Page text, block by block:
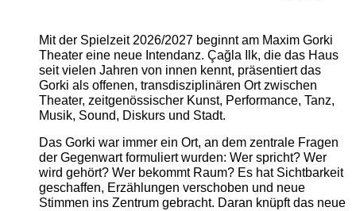
Mit der Spielzeit 2026/2027 beginnt am Maxim Gorki
Theater eine neue Intendanz. Çağla Ilk, die das Haus
seit vielen Jahren von innen kennt, präsentiert das
Gorki als offenen, transdisziplinären Ort zwischen
Theater, zeitgenössischer Kunst, Performance, Tanz,
Musik, Sound, Diskurs und Stadt.
Das Gorki war immer ein Ort, an dem zentrale Fragen
der Gegenwart formuliert wurden: Wer spricht? Wer
wird gehört? Wer bekommt Raum? Es hat Sichtbarkeit
geschaffen, Erzählungen verschoben und neue
Stimmen ins Zentrum gebracht. Daran knüpft das neue